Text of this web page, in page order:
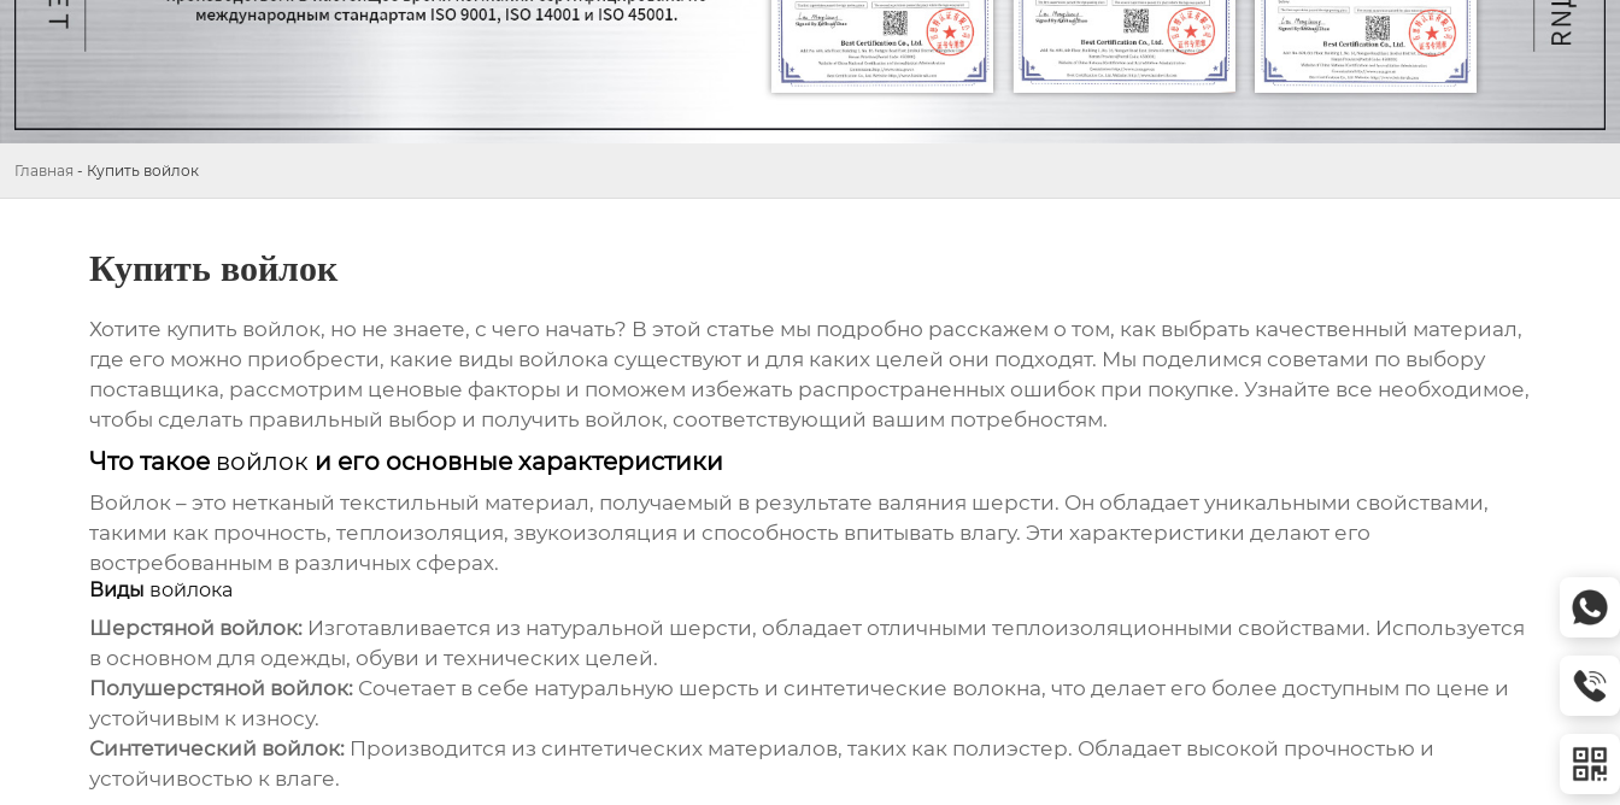
Главная - Купить войлок
Купить войлок
Хотите купить войлок, но не знаете, с чего начать? В этой статье мы подробно расскажем о том, как выбрать качественный материал,
где его можно приобрести, какие виды войлока существуют и для каких целей они подходят. Мы поделимся советами по выбору
поставщика, рассмотрим ценовые факторы и поможем избежать распространенных ошибок при покупке. Узнайте все необходимое,
чтобы сделать правильный выбор и получить войлок, соответствующий вашим потребностям.
Что такое войлоки его основные характеристики
Войлок– это нетканый текстильный материал, получаемый в результате валяния шерсти. Он обладает уникальными свойствами,
такими как прочность, теплоизоляция, звукоизоляция и способность впитывать влагу. Эти характеристики делают его
востребованным в различных сферах.
Виды войлока
Шерстяной войлок:Изготавливается из натуральной шерсти, обладает отличными теплоизоляционными свойствами. Используется
в основном для одежды, обуви и технических целей.
Полушерстяной войлок:Сочетает в себе натуральную шерсть и синтетические волокна, что делает его более доступным по цене и
устойчивым к износу.
Синтетический войлок:Производится из синтетических материалов, таких как полиэстер. Обладает высокой прочностью и
устойчивостью к влаге.